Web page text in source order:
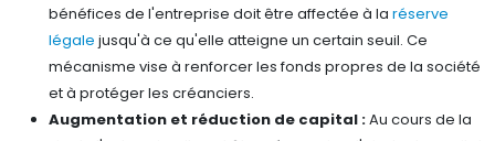
bénéfices de l'entreprise doit être affectée à la réserve
légale jusqu'à ce qu'elle atteigne un certain seuil. Ce
mécanisme vise à renforcer les fonds propres de la société
et à protéger les créanciers.
Augmentation et réduction de capital :Au cours de la